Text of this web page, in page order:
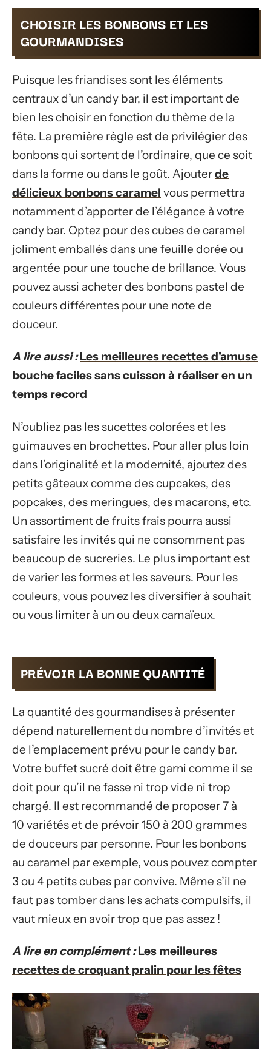
CHOISIR LES BONBONS ET LES
GOURMANDISES
Puisque les friandises sont les éléments
centraux d’un candy bar, il est important de
bien les choisir en fonction du thème de la
fête. La première règle est de privilégier des
bonbons qui sortent de l’ordinaire, que ce soit
dans la forme ou dans le goût. Ajouterde
délicieux bonbons caramel vous permettra
notamment d’apporter de l’élégance à votre
candy bar. Optez pour des cubes de caramel
joliment emballés dans une feuille dorée ou
argentée pour une touche de brillance. Vous
pouvez aussi acheter des bonbons pastel de
couleurs différentes pour une note de
douceur.
A lire aussi : Les meilleures recettes d'amuse
bouche faciles sans cuisson à réaliser en un
temps record
N’oubliez pas les sucettes colorées et les
guimauves en brochettes. Pour aller plus loin
dans l’originalité et la modernité, ajoutez des
petits gâteaux comme des cupcakes, des
popcakes, des meringues, des macarons, etc.
Un assortiment de fruits frais pourra aussi
satisfaire les invités qui ne consomment pas
beaucoup de sucreries. Le plus important est
de varier les formes et les saveurs. Pour les
couleurs, vous pouvez les diversifier à souhait
ou vous limiter à un ou deux camaïeux.
PRÉVOIR LA BONNE QUANTITÉ
La quantité des gourmandises à présenter
dépend naturellement du nombre d’invités et
de l’emplacement prévu pour le candy bar.
Votre buffet sucré doit être garni comme il se
doit pour qu’il ne fasse ni trop vide ni trop
chargé. Il est recommandé de proposer 7 à
10 variétés et de prévoir 150 à 200 grammes
de douceurs par personne. Pour les bonbons
au caramel par exemple, vous pouvez compter
3 ou 4 petits cubes par convive. Même s’il ne
faut pas tomber dans les achats compulsifs, il
vaut mieux en avoir trop que pas assez !
A lire en complément : Les meilleures
recettes de croquant pralin pour les fêtes